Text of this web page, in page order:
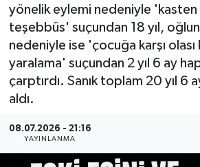
yönelik eylemi nedeniyle
teşebbüs' suçundan 18 yıl,
nedeniyle ise 'çocuğa karşı
yaralama' suçundan 2 yıl 6 ay
çarptırdı. Sanık toplam 20 yıl 6
aldı.
08.07.2026 - 21:16
YAYINLANMA